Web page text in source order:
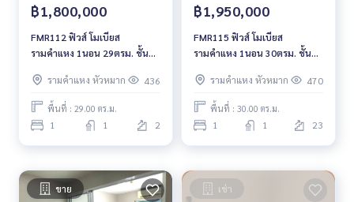
฿1,800,000
FMR112 ฟิวส์ โมเบียส
รามคำแหง 1นอน 29ตรม. ชั้น2
รามคำแหง หัวหมาก
436
พื้นที่ : 29.00 ตร.ม.
1 1 2
฿1,950,000
FMR115 ฟิวส์ โมเบียส
รามคำแหง 1นอน 30ตรม. ชั้น
รามคำแหง หัวหมาก
470
พื้นที่ : 30.00 ตร.ม.
1 1 23
ขาย เช่า